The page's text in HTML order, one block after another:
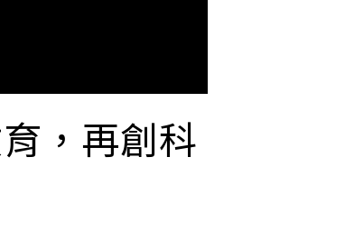
，再創科